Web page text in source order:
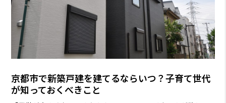
京都市で新築戸建を建てるならいつ？子育て世代
が知っておくべきこと